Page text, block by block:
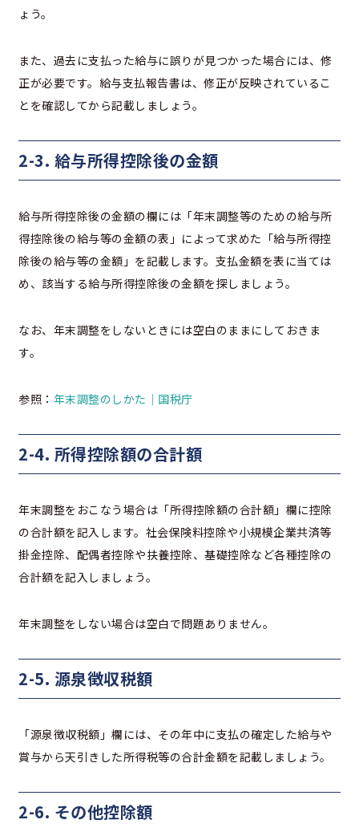
ょう。
また、過去に支払った給与に誤りが見つかった場合には、修
正が必要です。給与支払報告書は、修正が反映されているこ
とを確認してから記載しましょう。
2-3. 給与所得控除後の金額
給与所得控除後の金額の欄には「年末調整等のための給与所
得控除後の給与等の金額の表」によって求めた「給与所得控
除後の給与等の金額」を記載します。支払金額を表に当ては
め、該当する給与所得控除後の金額を探しましょう。
なお、年末調整をしないときには空白のままにしておきま
す。
参照： 年末調整のしかた｜国税庁
2-4. 所得控除額の合計額
年末調整をおこなう場合は「所得控除額の合計額」欄に控除
の合計額を記入します。社会保険料控除や小規模企業共済等
掛金控除、配偶者控除や扶養控除、基礎控除など各種控除の
合計額を記入しましょう。
年末調整をしない場合は空白で問題ありません。
2-5. 源泉徴収税額
「源泉徴収税額」欄には、その年中に支払の確定した給与や
賞与から天引きした所得税等の合計金額を記載しましょう。
2-6. その他控除額